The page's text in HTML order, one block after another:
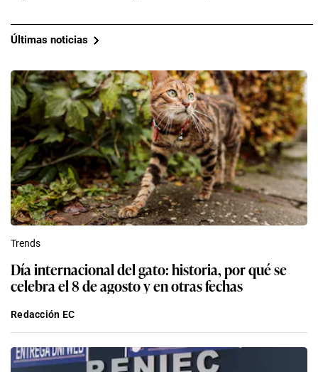
Últimas noticias
Trends
Día internacional del gato: historia, por qué se
celebra el 8 de agosto y en otras fechas
Redacción EC